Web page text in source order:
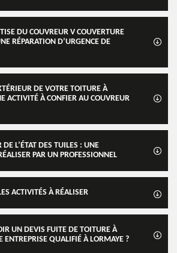
DU COUVREUR V COUVERTURE
RÉPARATION D’URGENCE DE
DE VOTRE TOITURE À
ACTIVITÉ À CONFIER AU COUVREUR
L’ÉTAT DES TUILES : UNE
PAR UN PROFESSIONNEL
ACTIVITÉS À RÉALISER
UN DEVIS FUITE DE TOITURE À
ENTREPRISE QUALIFIÉ À LORMAYE ?